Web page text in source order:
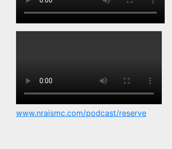
www.nraismc.com/podcast/reserve